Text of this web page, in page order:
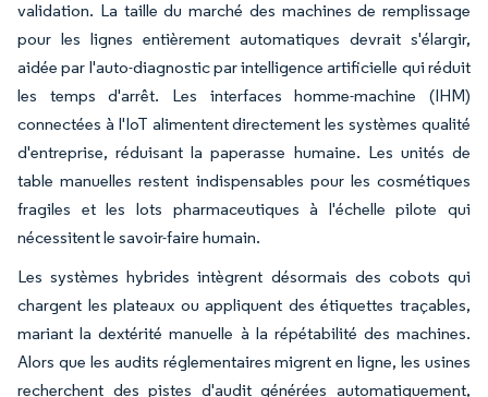
validation. La taille du marché des machines de remplissage
pour les lignes entièrement automatiques devrait s'élargir,
aidée par l'auto-diagnostic par intelligence artificielle qui réduit
les temps d'arrêt. Les interfaces homme-machine (IHM)
connectées à l'IoT alimentent directement les systèmes qualité
d'entreprise, réduisant la paperasse humaine. Les unités de
table manuelles restent indispensables pour les cosmétiques
fragiles et les lots pharmaceutiques à l'échelle pilote qui
nécessitent le savoir-faire humain.
Les systèmes hybrides intègrent désormais des cobots qui
chargent les plateaux ou appliquent des étiquettes traçables,
mariant la dextérité manuelle à la répétabilité des machines.
Alors que les audits réglementaires migrent en ligne, les usines
recherchent des pistes d'audit générées automatiquement,